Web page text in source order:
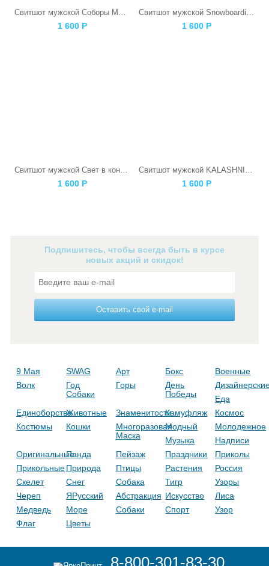
1 600 Р 1 600 Р
Свитшот мужской Свет в конце тоннеля
1 600 Р
Свитшот мужской KALASHNIKOV
1 600 Р
Подпишитесь, чтобы всегда быть в курсе
новых акций и скидок!
Оставить свой e-mail
9 Мая SWAG Арт Бокс
Военные
Волк
Год
Собаки
Горы
День
Победы
Еда
ЕдиноборстваЖивотные ЗнаменитостиКамуфляж
Космос
Костюмы
Кошки
Многоразовая
Маска
Модный
Молодежное
Музыка
Надписи
ОригинальныеПанда Пейзаж Праздники
Приколы
ПрикольныеПрирода Птицы Растения
Россия
Скелет
Снег Собака Тигр
Узоры
Череп
ЯРусский Абстракция Искусство
Лиса
Медведь
Море Собаки Спорт
Узор
Флаг
Цветы